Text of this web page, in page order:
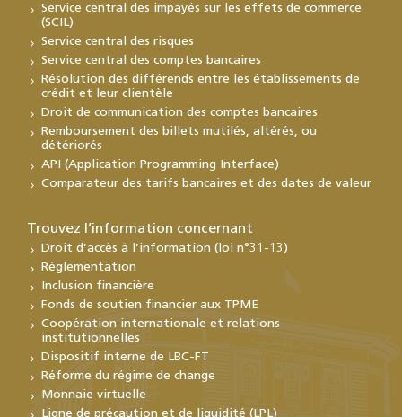
Service central des impayés sur les effets de commerce
(SCIL)
Service central des risques
Service central des comptes bancaires
Résolution des différends entre les établissements de
crédit et leur clientèle
Droit de communication des comptes bancaires
Remboursement des billets mutilés, altérés, ou
détériorés
API (Application Programming Interface)
Comparateur des tarifs bancaires et des dates de valeur
Trouvez l’information concernant
Droit d’accès à l’information (loi n°31-13)
Réglementation
Inclusion financière
Fonds de soutien financier aux TPME
Coopération internationale et relations
institutionnelles
Dispositif interne de LBC-FT
Réforme du régime de change
Monnaie virtuelle
Ligne de précaution et de liquidité (LPL)